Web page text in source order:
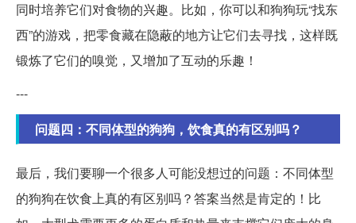
同时培养它们对食物的兴趣。比如，你可以和狗狗玩“找东
西”的游戏，把零食藏在隐蔽的地方让它们去寻找，这样既
锻炼了它们的嗅觉，又增加了互动的乐趣！
---
问题四：不同体型的狗狗，饮食真的有区别吗？
最后，我们要聊一个很多人可能没想过的问题：不同体型
的狗狗在饮食上真的有区别吗？答案当然是肯定的！比